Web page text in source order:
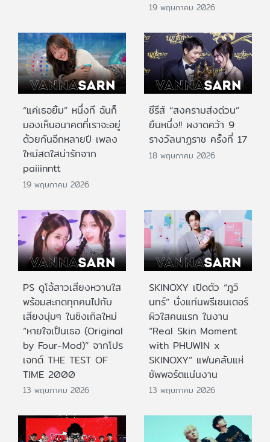
19 พฤษภาคม 2026
“แค่เธอยิ้ม” หนึ่งที ฉันก็
มองเห็นอนาคตที่เราจะอยู่
ด้วยกันอีกหลายปี เพลง
ใหม่สดใสน่ารักจาก
paiiinntt
19 พฤษภาคม 2026
ซีรีส์ “สงครามส่งด่วน”
ยืนหนึ่ง!! ผงาดคว้า 9
รางวัลนาฏราช ครั้งที่ 17
18 พฤษภาคม 2026
PS ดูโอ้สาวเสียงหวานใส
พร้อมสะกดทุกคนไปกับ
เสียงนุ่มๆ ในซิงเกิลใหม่
“หายใจเป็นเธอ (Original
by Four-Mod)” จากโปร
เจกต์ THE TEST OF
TIME 2000
13 พฤษภาคม 2026
SKINOXY เปิดตัว “ภูวิ
นทร์” นั่งแท่นพรีเซนเตอร์
ผิวใสคนแรก ในงาน
“Real Skin Moment
with PHUWIN x
SKINOXY” แฟนคลับแห่
ซัพพอร์ตแน่นงาน
13 พฤษภาคม 2026